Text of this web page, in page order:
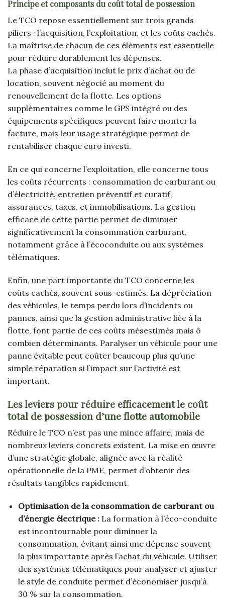
Principe et composants du coût total de possession
Le TCO repose essentiellement sur trois grands
piliers : l’acquisition, l’exploitation, et les coûts cachés.
La maîtrise de chacun de ces éléments est essentielle
pour réduire durablement les dépenses.
La phase d’acquisition inclut le prix d’achat ou de
location, souvent négocié au moment du
renouvellement de la flotte. Les options
supplémentaires comme le GPS intégré ou des
équipements spécifiques peuvent faire monter la
facture, mais leur usage stratégique permet de
rentabiliser chaque euro investi.
En ce qui concerne l’exploitation, elle concerne tous
les coûts récurrents : consommation de carburant ou
d’électricité, entretien préventif et curatif,
assurances, taxes, et immobilisations. La gestion
efficace de cette partie permet de diminuer
significativement la consommation carburant,
notamment grâce à l’écoconduite ou aux systèmes
télématiques.
Enfin, une part importante du TCO concerne les
coûts cachés, souvent sous-estimés. La dépréciation
des véhicules, le temps perdu lors d’incidents ou
pannes, ainsi que la gestion administrative liée à la
flotte, font partie de ces coûts mésestimés mais ô
combien déterminants. Paralyser un véhicule pour une
panne évitable peut coûter beaucoup plus qu’une
simple réparation si l’impact sur l’activité est
important.
Les leviers pour réduire efficacement le coût
total de possession d’une flotte automobile
Réduire le TCO n’est pas une mince affaire, mais de
nombreux leviers concrets existent. La mise en œuvre
d’une stratégie globale, alignée avec la réalité
opérationnelle de la PME, permet d’obtenir des
résultats tangibles rapidement.
Optimisation de la consommation de carburant ou
d’énergie électrique :La formation à l’éco-conduite
est incontournable pour diminuer la
consommation, évitant ainsi une dépense souvent
la plus importante après l’achat du véhicule. Utiliser
des systèmes télématiques pour analyser et ajuster
le style de conduite permet d’économiser jusqu’à
30 % sur la consommation.